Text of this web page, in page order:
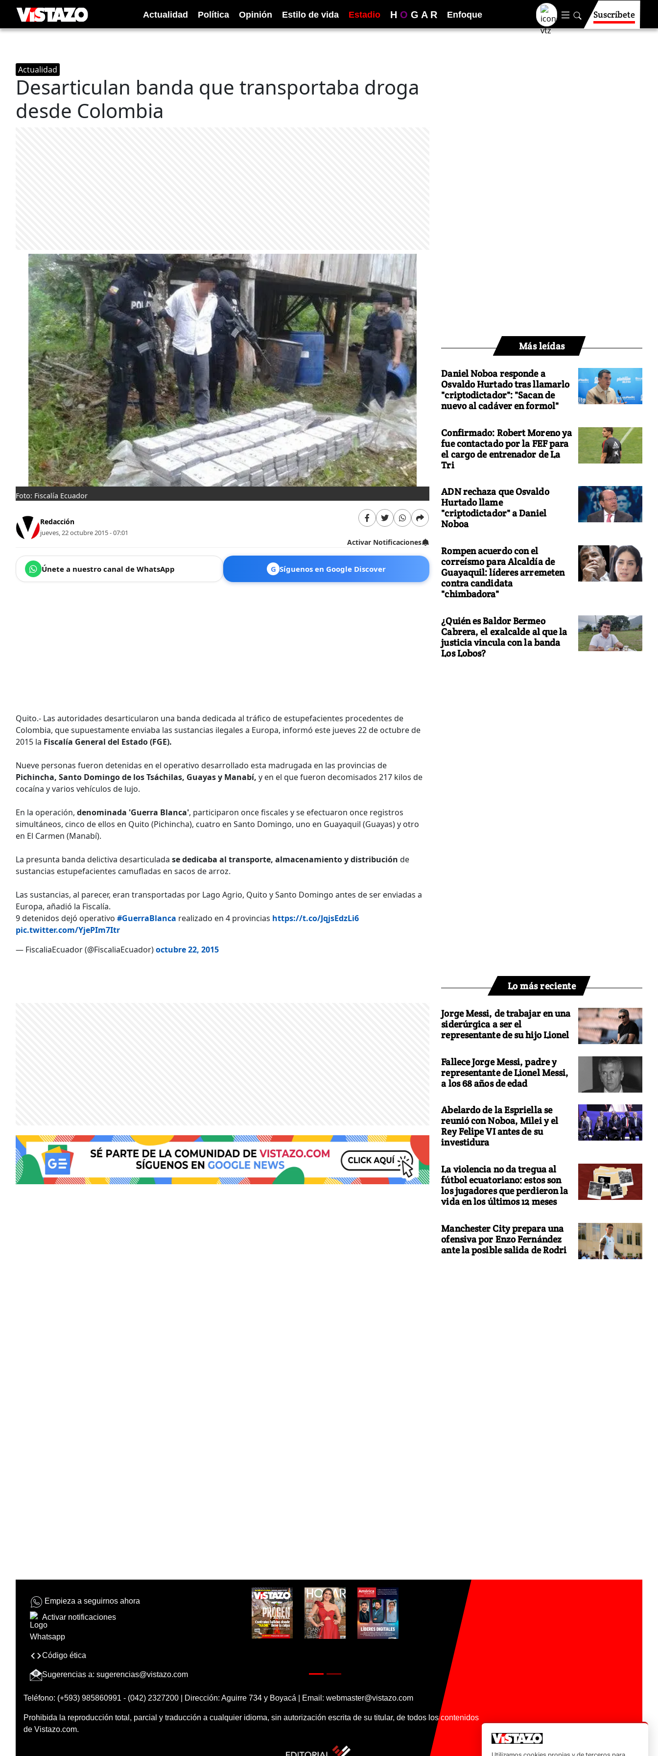
Actualidad Política Opinión Estilo de vida Estadio H O G A R Enfoque Suscríbete
Actualidad
Desarticulan banda que transportaba droga
desde Colombia
Foto: Fiscalía Ecuador
Redacción
jueves, 22 octubre 2015 - 07:01
Activar Notificaciones
Únete a nuestro canal de WhatsApp G Síguenos en Google Discover
Quito.- Las autoridades desarticularon una banda dedicada al tráfico de estupefacientes procedentes de
Colombia, que supuestamente enviaba las sustancias ilegales a Europa, informó este jueves 22 de octubre de
2015 la Fiscalía General del Estado (FGE).
Nueve personas fueron detenidas en el operativo desarrollado esta madrugada en las provincias de
Pichincha, Santo Domingo de los Tsáchilas, Guayas y Manabí, y en el que fueron decomisados 217 kilos de
cocaína y varios vehículos de lujo.
En la operación, denominada 'Guerra Blanca', participaron once fiscales y se efectuaron once registros
simultáneos, cinco de ellos en Quito (Pichincha), cuatro en Santo Domingo, uno en Guayaquil (Guayas) y otro
en El Carmen (Manabí).
La presunta banda delictiva desarticulada se dedicaba al transporte, almacenamiento y distribución de
sustancias estupefacientes camufladas en sacos de arroz.
Las sustancias, al parecer, eran transportadas por Lago Agrio, Quito y Santo Domingo antes de ser enviadas a
Europa, añadió la Fiscalía.
9 detenidos dejó operativo #GuerraBlanca realizado en 4 provincias https://t.co/JqjsEdzLi6
pic.twitter.com/YjePIm7Itr
— FiscaliaEcuador (@FiscaliaEcuador)octubre 22, 2015
Más leídas
Daniel Noboa responde a
Osvaldo Hurtado tras llamarlo
"criptodictador": "Sacan de
nuevo al cadáver en formol"
Confirmado: Robert Moreno ya
fue contactado por la FEF para
el cargo de entrenador de La
Tri
ADN rechaza que Osvaldo
Hurtado llame
"criptodictador" a Daniel
Noboa
Rompen acuerdo con el
correísmo para Alcaldía de
Guayaquil: líderes arremeten
contra candidata
"chimbadora"
¿Quién es Baldor Bermeo
Cabrera, el exalcalde al que la
justicia vincula con la banda
Los Lobos?
Lo más reciente
Jorge Messi, de trabajar en una
siderúrgica a ser el
representante de su hijo Lionel
Fallece Jorge Messi, padre y
representante de Lionel Messi,
a los 68 años de edad
Abelardo de la Espriella se
reunió con Noboa, Milei y el
Rey Felipe VI antes de su
investidura
La violencia no da tregua al
fútbol ecuatoriano: estos son
los jugadores que perdieron la
vida en los últimos 12 meses
Manchester City prepara una
ofensiva por Enzo Fernández
ante la posible salida de Rodri
Empieza a seguirnos ahora
Activar notificaciones
Código ética
Sugerencias a: sugerencias@vistazo.com
Teléfono: (+593) 985860991 - (042) 2327200 | Dirección: Aguirre 734 y Boyacá | Email: webmaster@vistazo.com
Prohibida la reproducción total, parcial y traducción a cualquier idioma, sin autorización escrita de su titular, de todos los contenidos
de Vistazo.com.